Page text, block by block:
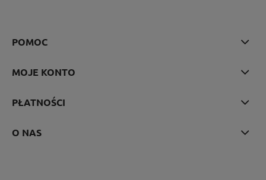
POMOC
MOJE KONTO
PŁATNOŚCI
O NAS